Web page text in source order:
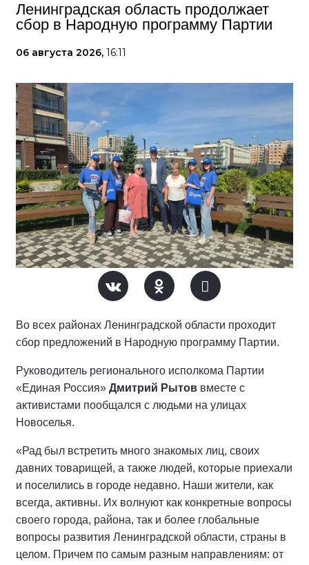
Ленинградская область продолжает
сбор в Народную программу Партии
06 августа 2026, 16:11
Во всех районах Ленинградской области проходит
сбор предложений в Народную программу Партии.
Руководитель регионального исполкома Партии
«Единая Россия» Дмитрий Рытов вместе с
активистами пообщался с людьми на улицах
Новоселья.
«Рад был встретить много знакомых лиц, своих
давних товарищей, а также людей, которые приехали
и поселились в городе недавно. Наши жители, как
всегда, активны. Их волнуют как конкретные вопросы
своего города, района, так и более глобальные
вопросы развития Ленинградской области, страны в
целом. Причем по самым разным направлениям: от